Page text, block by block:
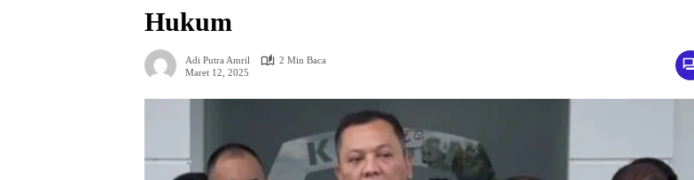
Hukum
Adi Putra Amril
2 Min Baca
Maret 12, 2025